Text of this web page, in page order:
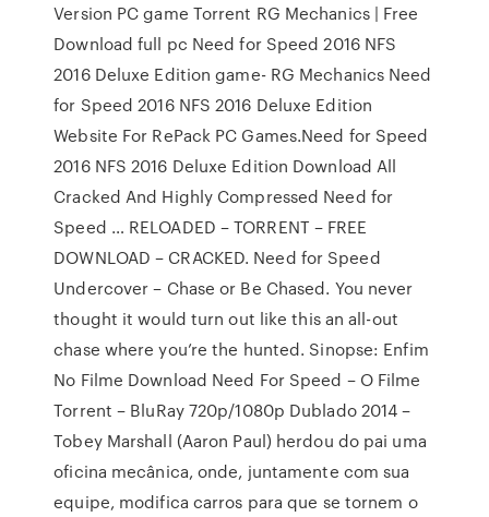
Version PC game Torrent RG Mechanics | Free
Download full pc Need for Speed 2016 NFS
2016 Deluxe Edition game- RG Mechanics Need
for Speed 2016 NFS 2016 Deluxe Edition
Website For RePack PC Games.Need for Speed
2016 NFS 2016 Deluxe Edition Download All
Cracked And Highly Compressed Need for
Speed … RELOADED – TORRENT – FREE
DOWNLOAD – CRACKED. Need for Speed
Undercover – Chase or Be Chased. You never
thought it would turn out like this an all-out
chase where you’re the hunted. Sinopse: Enfim
No Filme Download Need For Speed – O Filme
Torrent – BluRay 720p/1080p Dublado 2014 –
Tobey Marshall (Aaron Paul) herdou do pai uma
oficina mecânica, onde, juntamente com sua
equipe, modifica carros para que se tornem o